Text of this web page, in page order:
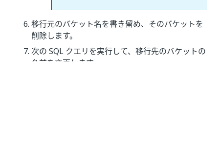
移行元のバケット名を書き留め、そのバケットを
削除します。
次の SQL クエリを実行して、移行先のバケットの
名前を変更します。